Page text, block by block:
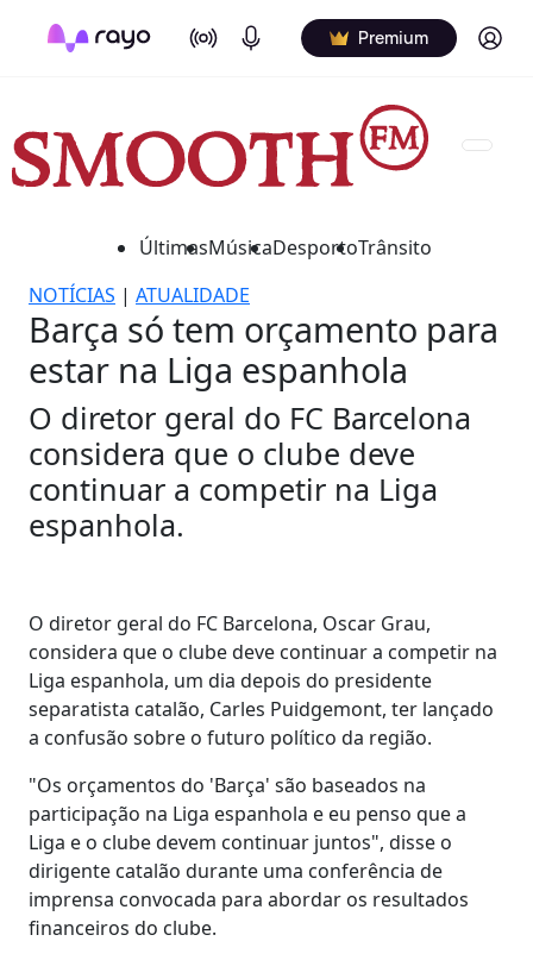
On Air Podcasts Premium Log in
ÚltimasMúsicaDesportoTrânsito
NOTÍCIAS | ATUALIDADE
Barça só tem orçamento para
estar na Liga espanhola
O diretor geral do FC Barcelona
considera que o clube deve
continuar a competir na Liga
espanhola.
O diretor geral do FC Barcelona, Oscar Grau,
considera que o clube deve continuar a competir na
Liga espanhola, um dia depois do presidente
separatista catalão, Carles Puidgemont, ter lançado
a confusão sobre o futuro político da região.
"Os orçamentos do 'Barça' são baseados na
participação na Liga espanhola e eu penso que a
Liga e o clube devem continuar juntos", disse o
dirigente catalão durante uma conferência de
imprensa convocada para abordar os resultados
financeiros do clube.